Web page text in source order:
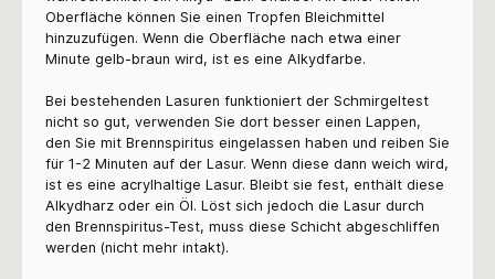
Oberfläche können Sie einen Tropfen Bleichmittel
hinzuzufügen. Wenn die Oberfläche nach etwa einer
Minute gelb-braun wird, ist es eine Alkydfarbe.
Bei bestehenden Lasuren funktioniert der Schmirgeltest
nicht so gut, verwenden Sie dort besser einen Lappen,
den Sie mit Brennspiritus eingelassen haben und reiben Sie
für 1-2 Minuten auf der Lasur. Wenn diese dann weich wird,
ist es eine acrylhaltige Lasur. Bleibt sie fest, enthält diese
Alkydharz oder ein Öl. Löst sich jedoch die Lasur durch
den Brennspiritus-Test, muss diese Schicht abgeschliffen
werden (nicht mehr intakt).